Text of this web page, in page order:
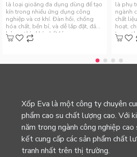
là loại gioăng đa dụng dùng để tạo
kín trong nhiều ứng dụng công
nghiệp và cơ khí. Đàn hồi, chống
hóa chất, bền bỉ, và dễ lắp đặt, đảm
bảo sự kín khí, chất lỏn..
là phụ
ngành
chất
hoạt,
tạo sự
Xốp Eva là một công ty chuyên
phẩm cao su chất lượng cao. Với
năm trong ngành công nghiệp cao
kết cung cấp các sản phẩm chất
tranh nhất trên thị trường.